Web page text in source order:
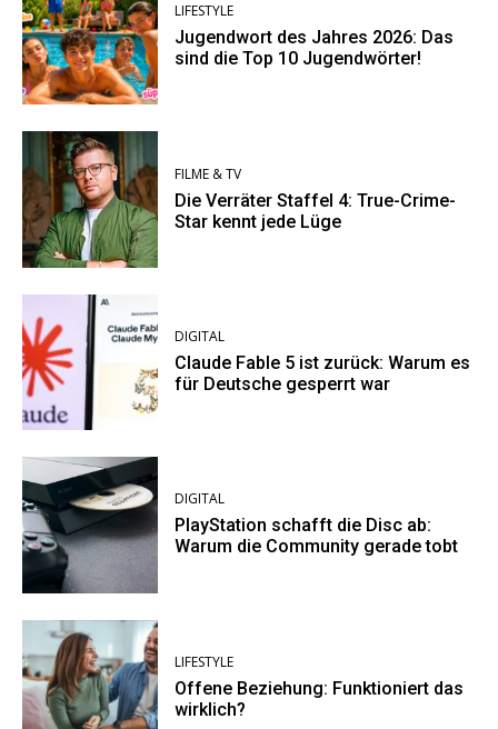
LIFESTYLE
Jugendwort des Jahres 2026: Das
sind die Top 10 Jugendwörter!
FILME & TV
Die Verräter Staffel 4: True-Crime-
Star kennt jede Lüge
DIGITAL
Claude Fable 5 ist zurück: Warum es
für Deutsche gesperrt war
DIGITAL
PlayStation schafft die Disc ab:
Warum die Community gerade tobt
LIFESTYLE
Offene Beziehung: Funktioniert das
wirklich?